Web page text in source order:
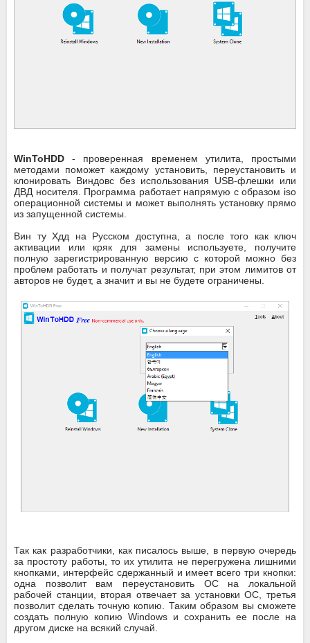
WinToHDD - проверенная временем утилита, простыми
методами поможет каждому установить, переустановить и
клонировать Виндовс без использования USB-флешки или
ДВД носителя. Программа работает напрямую с образом iso
операционной системы и может выполнять установку прямо
из запущенной системы.
Вин ту Хдд на Русском доступна, а после того как ключ
активации или кряк для замены используете, получите
полную зарегистрированную версию с которой можно без
проблем работать и получат результат, при этом лимитов от
авторов не будет, а значит и вы не будете ограничены.
Так как разработчики, как писалось выше, в первую очередь
за простоту работы, то их утилита не перегружена лишними
кнопками, интерфейс сдержанный и имеет всего три кнопки:
одна позволит вам переустановить ОС на локальной
рабочей станции, вторая отвечает за установки ОС, третья
позволит сделать точную копию. Таким образом вы сможете
создать полную копию Windows и сохранить ее после на
другом диске на всякий случай.